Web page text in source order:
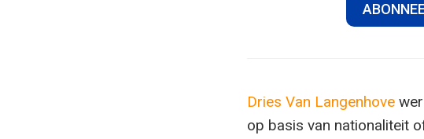
Dries Van Langenhove
op basis van nationaliteit